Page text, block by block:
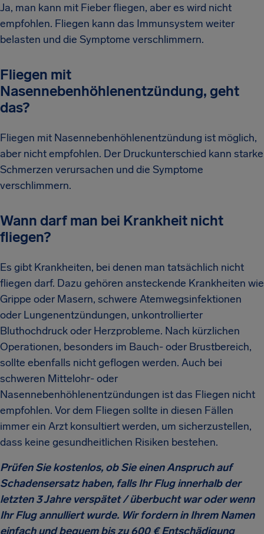
Ja, man kann mit Fieber fliegen, aber es wird nicht
empfohlen. Fliegen kann das Immunsystem weiter
belasten und die Symptome verschlimmern.
Fliegen mit
Nasennebenhöhlenentzündung, geht
das?
Fliegen mit Nasennebenhöhlenentzündung ist möglich,
aber nicht empfohlen. Der Druckunterschied kann starke
Schmerzen verursachen und die Symptome
verschlimmern.
Wann darf man bei Krankheit nicht
fliegen?
Es gibt Krankheiten, bei denen man tatsächlich nicht
fliegen darf. Dazu gehören ansteckende Krankheiten wie
Grippe oder Masern, schwere Atemwegsinfektionen
oder Lungenentzündungen, unkontrollierter
Bluthochdruck oder Herzprobleme. Nach kürzlichen
Operationen, besonders im Bauch- oder Brustbereich,
sollte ebenfalls nicht geflogen werden. Auch bei
schweren Mittelohr- oder
Nasennebenhöhlenentzündungen ist das Fliegen nicht
empfohlen. Vor dem Fliegen sollte in diesen Fällen
immer ein Arzt konsultiert werden, um sicherzustellen,
dass keine gesundheitlichen Risiken bestehen.
Prüfen Sie kostenlos, ob Sie einen Anspruch auf
Schadensersatz haben, falls Ihr Flug innerhalb der
letzten 3 Jahre verspätet / überbucht war oder wenn
Ihr Flug annulliert wurde. Wir fordern in Ihrem Namen
einfach und bequembis zu 600 € Entschädigung